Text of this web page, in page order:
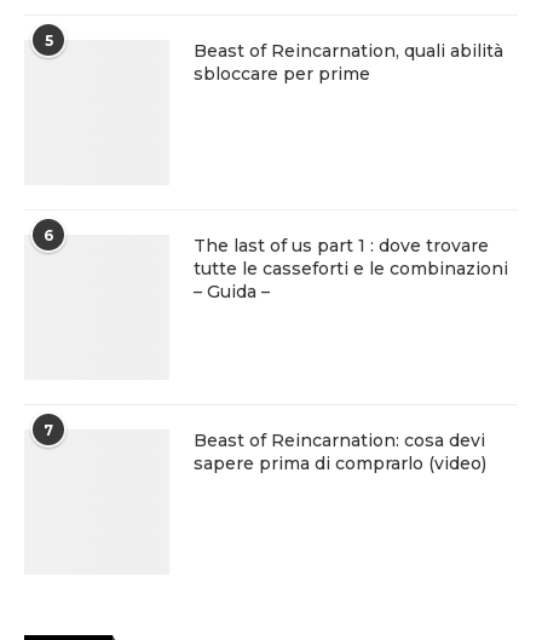
5
Beast of Reincarnation, quali abilità
sbloccare per prime
6
The last of us part 1 : dove trovare
tutte le casseforti e le combinazioni
– Guida –
7
Beast of Reincarnation: cosa devi
sapere prima di comprarlo (video)